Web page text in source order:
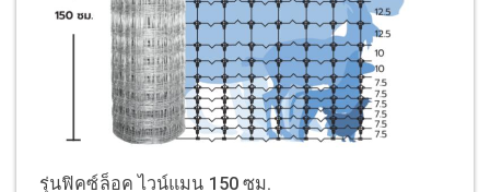
รุ่นฟิคซ์ล็อค ไวน์แมน 150 ซม.